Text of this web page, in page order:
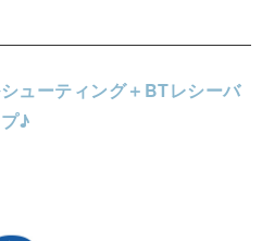
ューティング＋BTレシーバ
♪